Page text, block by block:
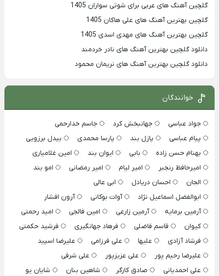
گلچین آهنگ های عربی برای شوتی سواران 1405
گلچین بهترين آهنگ های علی هاکان 1405
گلچین بهترین آهنگ های مهدی اسدی 1405
دانلود گلچین بهترین آهنگ های نادر خردمند
دانلود گلچین بهترین آهنگ های نریمان محمود
خوانندگان
جواد عباسی جهانبخش کرد
جاسم خدارحمی
پیام عباسی
پازل بند پارسا محمدی
بیدل برزویی
بهنام حسن زاده
بابی ایوان بند
امین غلامیاری
امیرحافظ رنجبر
امیر لیام امیر رمضانی
امو بند
الجان
احسان دریادل
ابی عالی
ابوالفضل اسماعیل نژاد
آوات بوکانی
آرون افشار
آرمین برمایه
آرمین زارعی امین فالجی
امید رحمتی
کیوان
قاسم فاضلی فرهاد جهانگیری
فرشید حکمتی
فرشاد آزادی
علیها علی فرزامی
علیرضا اسپید
علیرضا رحیم پور
علی عزیزپور
علی شرفی
علی احمدیانی
صادق کارگر شاهین بنان
شایان یو